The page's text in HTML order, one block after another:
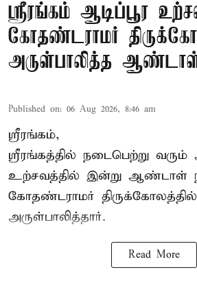
ஸ்ரீரங்கம் ஆடிப்பூர
கோதண்டராமர்
அருள்பாலித்த ஆண்டாள்
Published on: 06 Aug 2026, 8:46 am
ஸ்ரீரங்கம்,
ஸ்ரீரங்கத்தில் நடைபெற்று வரும்
உற்சவத்தில் இன்று ஆண்டாள்
கோதண்டராமர் திருக்கோலத்தில்
அருள்பாலித்தார்.
Read More